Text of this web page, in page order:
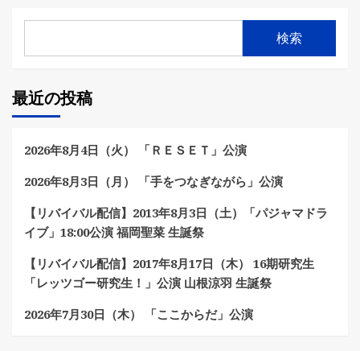
検索
最近の投稿
2026年8月4日（火） 「ＲＥＳＥＴ」公演
2026年8月3日（月） 「手をつなぎながら」公演
【リバイバル配信】2013年8月3日（土）「パジャマドラ
イブ」18:00公演 福岡聖菜 生誕祭
【リバイバル配信】2017年8月17日（木） 16期研究生
「レッツゴー研究生！」公演 山根涼羽 生誕祭
2026年7月30日（木） 「ここからだ」公演